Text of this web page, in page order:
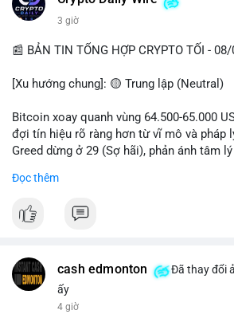
cho các lệnh OTC. Dòng tiền không đổ
thể dao động nhẹ do theo dõi sát biến
Lời khuyên: Nhà đầu tư nhỏ lẻ không nên
tiếp theo trong 24 giờ để xác nhận xu
mặt hợp lý, tránh đòn bẩy cao trong vùng
#theodoivilon
3 giờ
📰 BẢN TIN TỔNG HỢP CRYPTO TỐI -
[Xu hướng chung]: 🟡 Trung lập (Neutral)
Bitcoin xoay quanh vùng 64.500-65.000
đợi tín hiệu rõ ràng hơn từ vĩ mô và pháp
Greed dừng ở 29 (Sợ hãi), phản ánh tâm
dữ liệu nonfarm payrolls Mỹ thấp hơn dự
tháng. NEAR giảm 4,1% xuống 1,5910
mạnh.
Đọc thêm
cash edmonton
Đã thay đổi
ấy
4 giờ